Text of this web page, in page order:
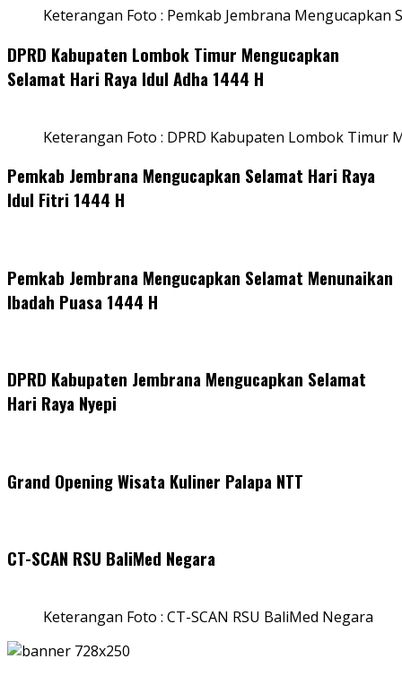
Keterangan Foto : Pemkab Jembrana Mengucapkan
DPRD Kabupaten Lombok Timur Mengucapkan
Selamat Hari Raya Idul Adha 1444 H
Keterangan Foto : DPRD Kabupaten Lombok Timur
Pemkab Jembrana Mengucapkan Selamat Hari Raya
Idul Fitri 1444 H
Pemkab Jembrana Mengucapkan Selamat Menunaikan
Ibadah Puasa 1444 H
DPRD Kabupaten Jembrana Mengucapkan Selamat
Hari Raya Nyepi
Grand Opening Wisata Kuliner Palapa NTT
CT-SCAN RSU BaliMed Negara
Keterangan Foto : CT-SCAN RSU BaliMed Negara